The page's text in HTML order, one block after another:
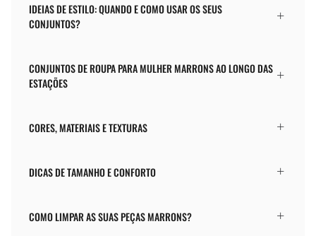
IDEIAS DE ESTILO: QUANDO E COMO USAR OS SEUS
CONJUNTOS?
CONJUNTOS DE ROUPA PARA MULHER MARRONS AO LONGO DAS
ESTAÇÕES
CORES, MATERIAIS E TEXTURAS
DICAS DE TAMANHO E CONFORTO
COMO LIMPAR AS SUAS PEÇAS MARRONS?